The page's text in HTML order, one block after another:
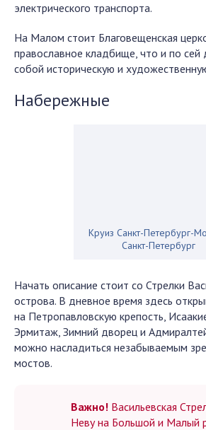
электрического транспорта.
На Малом стоит Благовещенская
православное кладбище, что и по сей
собой историческую и
Набережные
Круиз Санкт-Петербург-
Санкт-Петербург
Начать описание стоит со Стрелки
острова. В дневное время здесь
на Петропавловскую крепость,
Эрмитаж, Зимний дворец и
можно насладиться незабываемым
мостов.
Важно! Васильевская
Неву на Большой и Малый